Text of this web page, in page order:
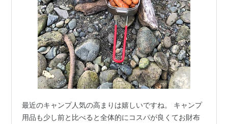
最近のキャンプ人気の高まりは嬉しいですね。 キャンプ
用品も少し前と比べると全体的にコスパが良くてお財布